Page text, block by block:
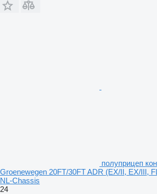
полуприцеп
Groenewegen 20FT/30FT ADR (EX/II, EX/III,
NL-Chassis
24